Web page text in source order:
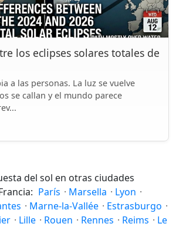
los eclipses solares totales de
a las personas. La luz se vuelve
se callan y el mundo parece
del sol en otras ciudades
París · Marsella · Lyon ·
· Marne-la-Vallée · Estrasburgo ·
· Lille · Rouen · Rennes · Reims · Le